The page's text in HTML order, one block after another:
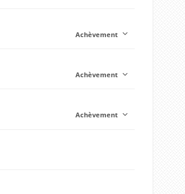
Achèvement
Achèvement
Achèvement